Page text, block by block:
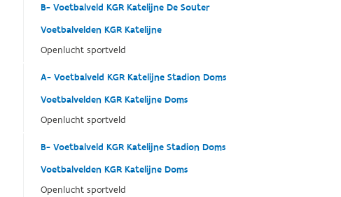
B- Voetbalveld KGR Katelijne De Souter
Voetbalvelden KGR Katelijne
Openlucht sportveld
A- Voetbalveld KGR Katelijne Stadion Doms
Voetbalvelden KGR Katelijne Doms
Openlucht sportveld
B- Voetbalveld KGR Katelijne Stadion Doms
Voetbalvelden KGR Katelijne Doms
Openlucht sportveld